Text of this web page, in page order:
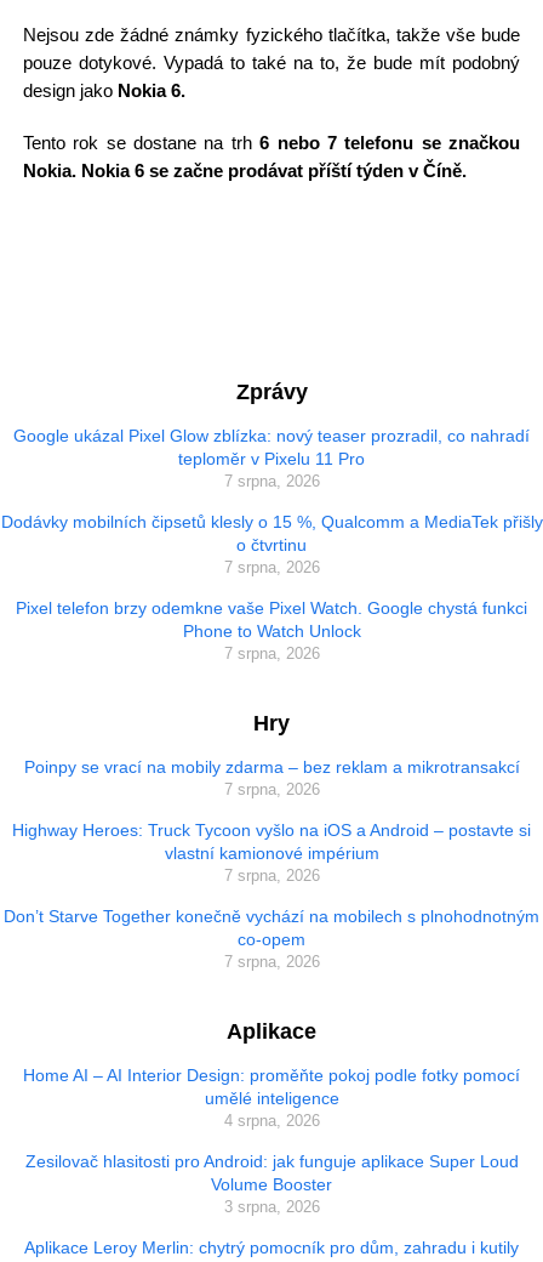
Nejsou zde žádné známky fyzického tlačítka, takže vše bude
pouze dotykové. Vypadá to také na to, že bude mít podobný
design jako Nokia 6.
Tento rok se dostane na trh6 nebo 7 telefonu se značkou
Nokia. Nokia 6 se začne prodávat příští týden v Číně.
Zprávy
Google ukázal Pixel Glow zblízka: nový teaser prozradil, co nahradí
teploměr v Pixelu 11 Pro
7 srpna, 2026
Dodávky mobilních čipsetů klesly o 15 %, Qualcomm a MediaTek přišly
o čtvrtinu
7 srpna, 2026
Pixel telefon brzy odemkne vaše Pixel Watch. Google chystá funkci
Phone to Watch Unlock
7 srpna, 2026
Hry
Poinpy se vrací na mobily zdarma – bez reklam a mikrotransakcí
7 srpna, 2026
Highway Heroes: Truck Tycoon vyšlo na iOS a Android – postavte si
vlastní kamionové impérium
7 srpna, 2026
Don’t Starve Together konečně vychází na mobilech s plnohodnotným
co-opem
7 srpna, 2026
Aplikace
Home AI – AI Interior Design: proměňte pokoj podle fotky pomocí
umělé inteligence
4 srpna, 2026
Zesilovač hlasitosti pro Android: jak funguje aplikace Super Loud
Volume Booster
3 srpna, 2026
Aplikace Leroy Merlin: chytrý pomocník pro dům, zahradu i kutily